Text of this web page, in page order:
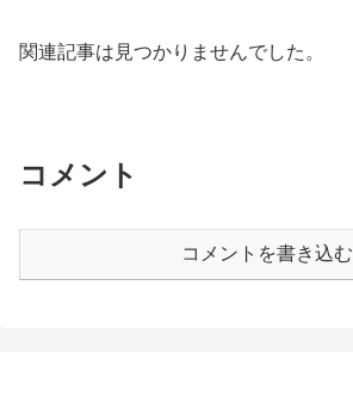
関連記事は見つかりませんでした。
コメント
コメントを書き込む